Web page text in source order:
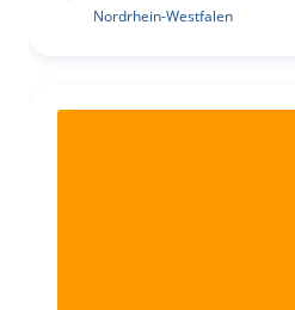
Nordrhein-Westfalen